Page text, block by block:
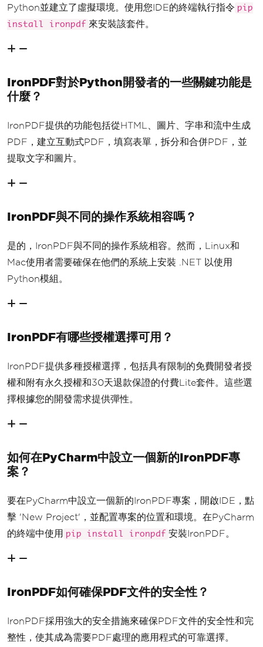
Python並建立了虛擬環境。使用您IDE的終端執行指令 pip
install ironpdf 來安裝該套件。
IronPDF對於Python開發者的一些關鍵功能是
什麼？
IronPDF提供的功能包括從HTML、圖片、字串和流中生成
PDF，建立互動式PDF，填寫表單，拆分和合併PDF，並
提取文字和圖片。
IronPDF與不同的操作系統相容嗎？
是的，IronPDF與不同的操作系統相容。然而，Linux和
Mac使用者需要確保在他們的系統上安裝 .NET 以使用
Python模組。
IronPDF有哪些授權選擇可用？
IronPDF提供多種授權選擇，包括具有限制的免費開發者授
權和附有永久授權和30天退款保證的付費Lite套件。這些選
擇根據您的開發需求提供彈性。
如何在PyCharm中設立一個新的IronPDF專
案？
要在PyCharm中設立一個新的IronPDF專案，開啟IDE，點
擊 'New Project'，並配置專案的位置和環境。在PyCharm
的終端中使用 pip install ironpdf 安裝IronPDF。
IronPDF如何確保PDF文件的安全性？
IronPDF採用強大的安全措施來確保PDF文件的安全性和完
整性，使其成為需要PDF處理的應用程式的可靠選擇。